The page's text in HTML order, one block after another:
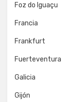
Foz do Iguaçu
Francia
Frankfurt
Fuerteventura
Galicia
Gijón